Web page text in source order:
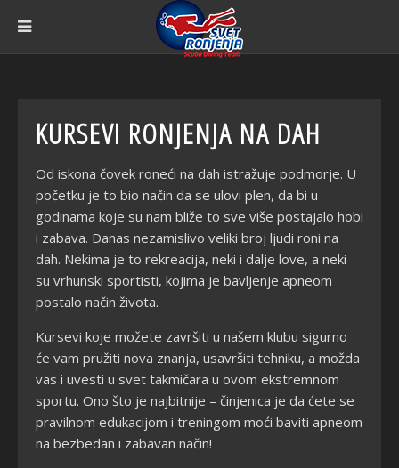
KURSEVI RONJENJA NA DAH
Od iskona čovek roneći na dah istražuje podmorje. U
početku je to bio način da se ulovi plen, da bi u
godinama koje su nam bliže to sve više postajalo hobi
i zabava. Danas nezamislivo veliki broj ljudi roni na
dah. Nekima je to rekreacija, neki i dalje love, a neki
su vrhunski sportisti, kojima je bavljenje apneom
postalo način života.
Kursevi koje možete završiti u našem klubu sigurno
će vam pružiti nova znanja, usavršiti tehniku, a možda
vas i uvesti u svet takmičara u ovom ekstremnom
sportu. Ono što je najbitnije – činjenica je da ćete se
pravilnom edukacijom i treningom moći baviti apneom
na bezbedan i zabavan način!